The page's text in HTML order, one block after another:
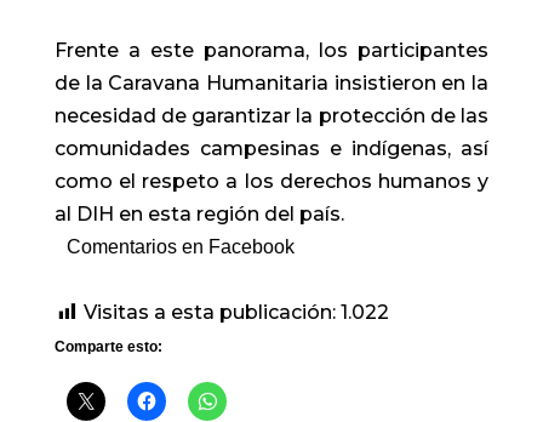
Frente a este panorama, los participantes
de la Caravana Humanitaria insistieron en la
necesidad de garantizar la protección de las
comunidades campesinas e indígenas, así
como el respeto a los derechos humanos y
al DIH en esta región del país.
Comentarios en Facebook
Visitas a esta publicación: 1.022
Comparte esto: